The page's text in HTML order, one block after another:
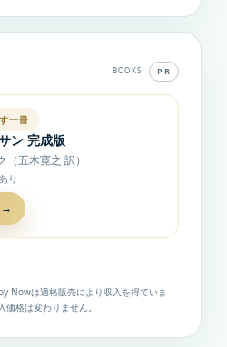
BOOKS PR
一冊
ン 完成版
（五木寛之 訳）
り
→
Nowは適格販売により収入を得ていま
格は変わりません。